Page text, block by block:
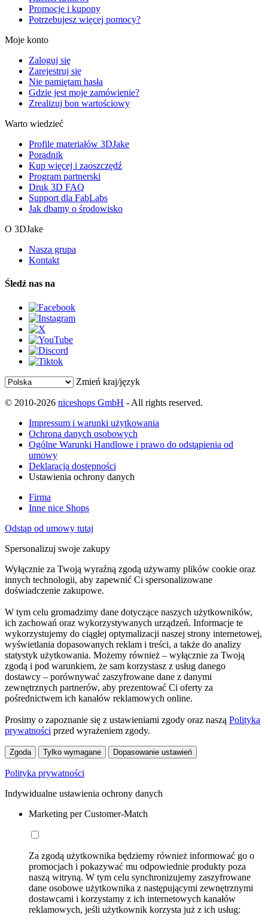
Promocje i kupony
Potrzebujesz więcej pomocy?
Moje konto
Zaloguj się
Zarejestruj się
Nie pamiętam hasła
Gdzie jest moje zamówienie?
Zrealizuj bon wartościowy
Warto wiedzieć
Profile materiałów 3DJake
Poradnik
Kup więcej i zaoszczędź
Program partnerski
Druk 3D FAQ
Support dla FabLabs
Jak dbamy o środowisko
O 3DJake
Nasza grupa
Kontakt
Śledź nas na
Zmień kraj/język
© 2010-2026 niceshops GmbH - All rights reserved.
Impressum i warunki użytkowania
Ochrona danych osobowych
Ogólne Warunki Handlowe i prawo do odstąpienia od
umowy
Deklaracja dostępności
Ustawienia ochrony danych
Firma
Inne nice Shops
Odstąp od umowy tutaj
Spersonalizuj swoje zakupy
Wyłącznie za Twoją wyraźną zgodą używamy plików cookie oraz
innych technologii, aby zapewnić Ci spersonalizowane
doświadczenie zakupowe.
W tym celu gromadzimy dane dotyczące naszych użytkowników,
ich zachowań oraz wykorzystywanych urządzeń. Informacje te
wykorzystujemy do ciągłej optymalizacji naszej strony internetowej,
wyświetlania dopasowanych reklam i treści, a także do analizy
statystyk użytkowania. Możemy również – wyłącznie za Twoją
zgodą i pod warunkiem, że sam korzystasz z usług danego
dostawcy – porównywać zaszyfrowane dane z danymi
zewnętrznych partnerów, aby prezentować Ci oferty za
pośrednictwem ich kanałów reklamowych online.
Prosimy o zapoznanie się z ustawieniami zgody oraz naszą Polityką
prywatności przed wyrażeniem zgody.
Zgoda Tylko wymagane Dopasowanie ustawień
Polityka prywatności
Indywidualne ustawienia ochrony danych
Marketing per Customer-Match
Za zgodą użytkownika będziemy również informować go o
promocjach i pokazywać mu odpowiednie produkty poza
naszą witryną. W tym celu synchronizujemy zaszyfrowane
dane osobowe użytkownika z następującymi zewnętrznymi
dostawcami i korzystamy z ich internetowych kanałów
reklamowych, jeśli użytkownik korzysta już z ich usług: